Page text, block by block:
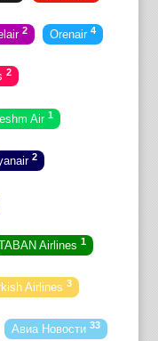
2 Orenair 4
2
Air 1
2
Airlines 1
Airlines 3
Авиа Новости 33